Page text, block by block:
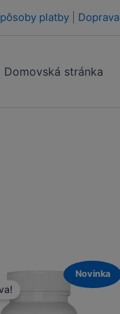
platby Doprava
Domovská stránka
Novinka